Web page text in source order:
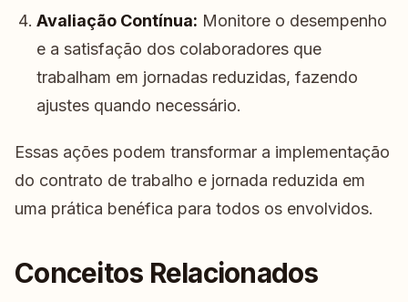
Avaliação Contínua: Monitore o desempenho
e a satisfação dos colaboradores que
trabalham em jornadas reduzidas, fazendo
ajustes quando necessário.
Essas ações podem transformar a implementação
do contrato de trabalho e jornada reduzida em
uma prática benéfica para todos os envolvidos.
Conceitos Relacionados